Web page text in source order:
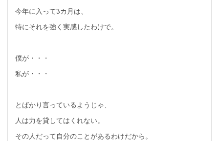
今年に入って3カ月は、
特にそれを強く実感したわけで。
僕が・・・
私が・・・
とばかり言っているようじゃ、
人は力を貸してはくれない。
その人だって自分のことがあるわけだから。